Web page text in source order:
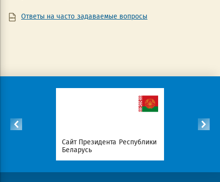
Ответы на часто задаваемые вопросы
Сайт Президента Республики
Совет Министров